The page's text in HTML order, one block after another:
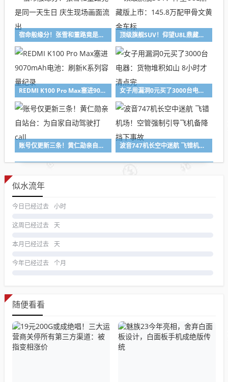
宿命般缘分！张雪和董路竟是同一天生日 庆生现场画面流出 顶级旗舰SUV！仰望U8L鼎藏版上市：145.8万配甲骨文黄金车标
REDMI K100 Pro Max塞进9070mAh电池：刷新K系列容量纪录 女子用漏洞0元买了3000台电器：货物堆积如山 8小时才清点完
账号仅更新三条！黄仁勋亲自站台：为自家自动驾驶打call 波音747机长空中迷航 飞错机场！空管强制引导飞机备降 挡下事故
似水流年
今日已经过去 小时
这周已经过去 天
本月已经过去 天
今年已经过去 个月
随便看看